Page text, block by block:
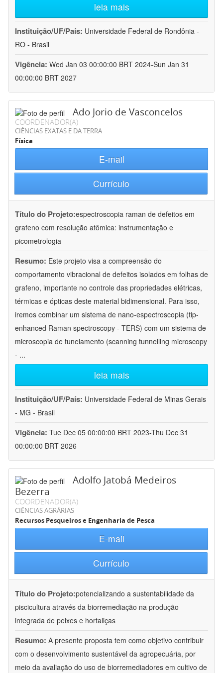
leia mais
Instituição/UF/País: Universidade Federal de Rondônia -
RO - Brasil
Vigência: Wed Jan 03 00:00:00 BRT 2024-Sun Jan 31
00:00:00 BRT 2027
Ado Jorio de Vasconcelos
COORDENADOR(A)
CIÊNCIAS EXATAS E DA TERRA
Física
E-mail
Currículo
Título do Projeto:espectroscopia raman de defeitos em
grafeno com resolução atômica: instrumentação e
picometrologia
Resumo: Este projeto visa a compreensão do
comportamento vibracional de defeitos isolados em folhas de
grafeno, importante no controle das propriedades elétricas,
térmicas e ópticas deste material bidimensional. Para isso,
iremos combinar um sistema de nano-espectroscopia (tip-
enhanced Raman spectroscopy - TERS) com um sistema de
microscopia de tunelamento (scanning tunnelling microscopy
- ...
leia mais
Instituição/UF/País: Universidade Federal de Minas Gerais
- MG - Brasil
Vigência: Tue Dec 05 00:00:00 BRT 2023-Thu Dec 31
00:00:00 BRT 2026
Adolfo Jatobá Medeiros
Bezerra
COORDENADOR(A)
CIÊNCIAS AGRÁRIAS
Recursos Pesqueiros e Engenharia de Pesca
E-mail
Currículo
Título do Projeto:potencializando a sustentabilidade da
piscicultura através da biorremediação na produção
integrada de peixes e hortaliças
Resumo: A presente proposta tem como objetivo contribuir
com o desenvolvimento sustentável da agropecuária, por
meio da avaliação do uso de biorremediadores em cultivo de